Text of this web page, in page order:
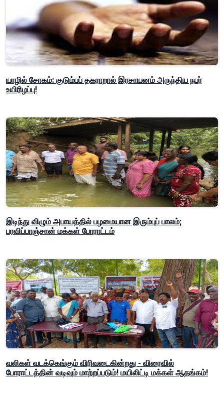
யாழில் சோகம்: குடும்பப் தகராறால் இரசாயனம் அருந்திய நபர்
உயிரிழப்பு!
இடிந்து விழும் அபாயத்தில் பழமையான இரும்புப் பாலம்;
பரவிப்பாஞ்சான் மக்கள் போராட்டம்
வலிகள் வடக்கெங்கும் விரிவடைகின்றது - விரைவில்
போராட்டத்தின் வடிவும் மாற்றப்படும்! மயிலிட்டி மக்கள் ஆதங்கம்!